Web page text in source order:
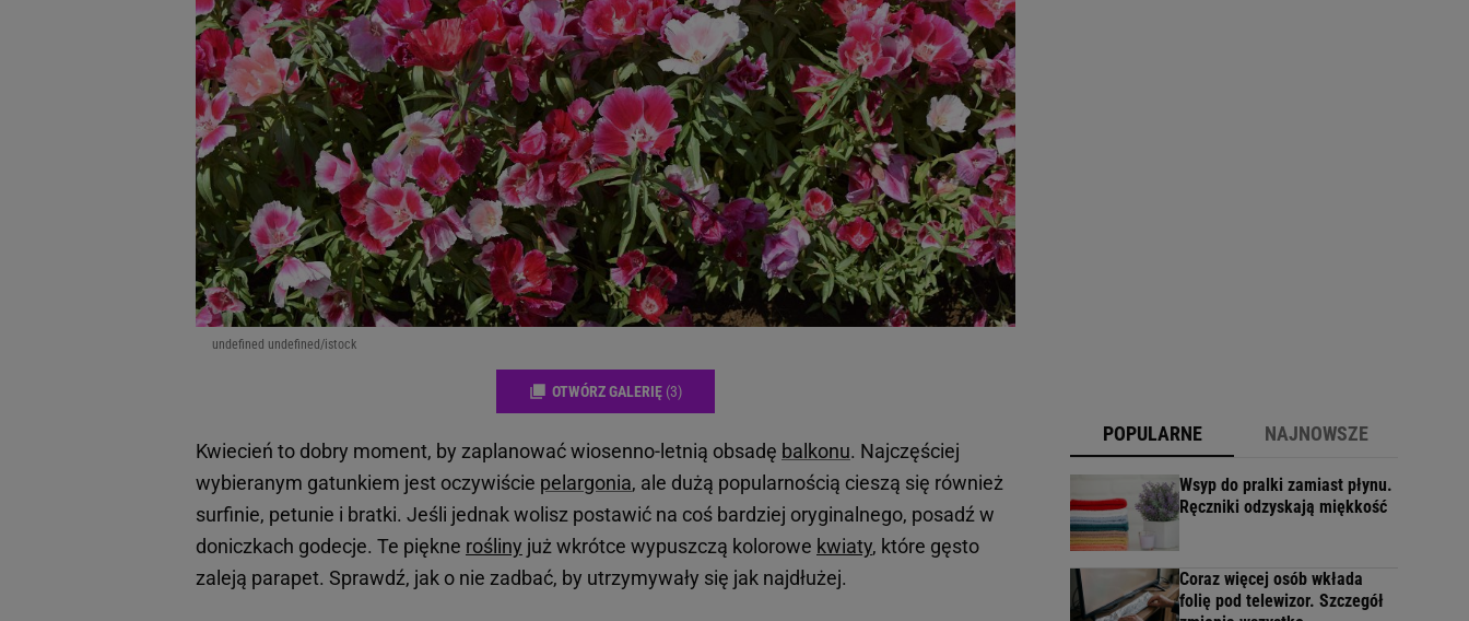
undefined undefined/istock
OTWÓRZ GALERIĘ (3)
Kwiecień to dobry moment, by zaplanować wiosenno-letnią obsadę balkonu. Najczęściej
wybieranym gatunkiem jest oczywiście pelargonia, ale dużą popularnością cieszą się również
surfinie, petunie i bratki. Jeśli jednak wolisz postawić na coś bardziej oryginalnego, posadź w
doniczkach godecje. Te piękne rośliny już wkrótce wypuszczą kolorowe kwiaty, które gęsto
zaleją parapet. Sprawdź, jak o nie zadbać, by utrzymywały się jak najdłużej.
POPULARNE NAJNOWSZE
Wsyp do pralki zamiast płynu.
Ręczniki odzyskają miękkość
Coraz więcej osób wkłada
folię pod telewizor. Szczegół